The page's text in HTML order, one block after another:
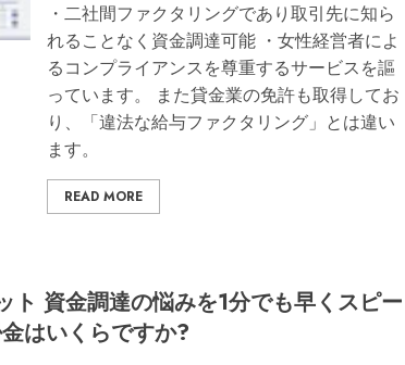
・二社間ファクタリングであり取引先に知ら
れることなく資金調達可能 ・女性経営者によ
るコンプライアンスを尊重するサービスを謳
っています。 また貸金業の免許も取得してお
り、「違法な給与ファクタリング」とは違い
ます。
READ MORE
ト 資金調達の悩みを1分でも早くスピー
はいくらですか?